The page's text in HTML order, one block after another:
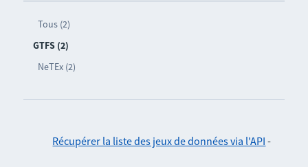
Tous (2)
GTFS (2)
NeTEx (2)
Récupérer la liste des jeux de données via l'API -